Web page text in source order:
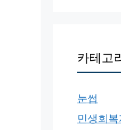
카테고
눈썹
민생회